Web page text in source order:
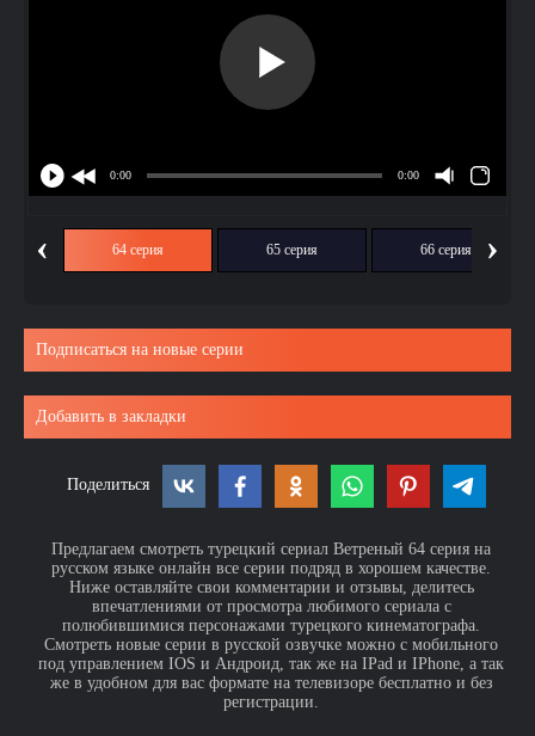
‹ 64 серия 65 серия 66 серия ›
Подписаться на новые серии
Добавить в закладки
Поделиться
Предлагаем смотреть турецкий сериал Ветреный 64 серия на
русском языке онлайн все серии подряд в хорошем качестве.
Ниже оставляйте свои комментарии и отзывы, делитесь
впечатлениями от просмотра любимого сериала с
полюбившимися персонажами турецкого кинематографа.
Смотреть новые серии в русской озвучке можно с мобильного
под управлением IOS и Андроид, так же на IPad и IPhone, а так
же в удобном для вас формате на телевизоре бесплатно и без
регистрации.